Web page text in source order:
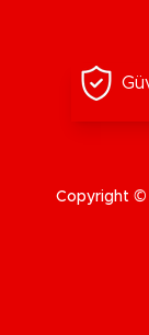
Copyright ©